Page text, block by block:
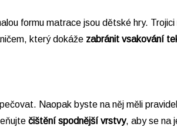
formu matrace jsou dětské hry.
který dokáže zabránit vsakování
Naopak byste na něj měli
čištění spodnější vrstvy, aby se na